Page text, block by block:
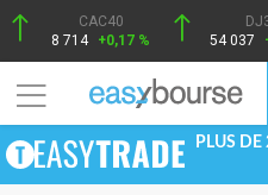
CAC40
8 714 +0,17 %
54 037
PLUS